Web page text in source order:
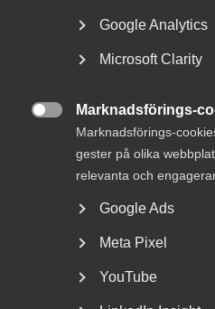
Google Analytics
Microsoft Clarity
Marknadsförings-
Marknadsförings-
gester på olika
relevanta och
Google Ads
Meta Pixel
YouTube
Kontakta Almega
Arbetsgivarguiden
hjälper dig att göra rätt
Logga in
Bli medlem